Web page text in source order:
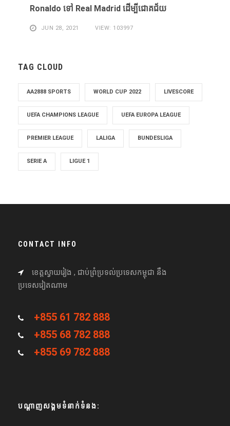
Ronaldo ​ទៅ Real Madrid ​ដើម្បី​ជោគជ័យ​
JUN 28, 2021 VIEW: 103997
TAG CLOUD
AA2888 SPORTS WORLD CUP 2022 LIVESCORE
UEFA CHAMPIONS LEAGUE UEFA EUROPA LEAGUE
PREMIER LEAGUE LALIGA BUNDESLIGA
SERIE A LIGUE 1
CONTACT INFO
ខេត្តស្វាយរៀង , ជាប់ព្រំប្រទល់ប្រទេសកម្ពុជា នឹង
ប្រទេសវៀតណាម
+855 61 782 888
+855 68 782 888
+855 69 782 888
បណ្តាញសង្គមទំនាក់ទំនង: